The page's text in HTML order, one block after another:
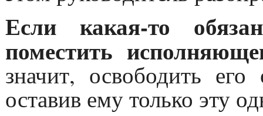
Если какая-то
поместить
значит, освободить
оставив ему только эту